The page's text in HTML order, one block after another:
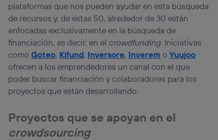
plataformas que nos pueden ayudar en esta búsqueda
de recursos y, de estas 50, alrededor de 30 están
enfocadas exclusivamente en la búsqueda de
financiación, es decir, en el crowdfunding. Iniciativas
comoGoteo, Kifund, Inversore, Inverem oYuujoo
ofrecen a los emprendedores un canal con el que
poder buscar financiación y colaboradores para los
proyectos que están desarrollando.
Proyectos que se apoyan en el
crowdsourcing